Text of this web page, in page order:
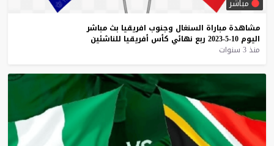
مباشر
مشاهدة مباراة السنغال وجنوب افريقيا بث مباشر
اليوم 10-5-2023 ربع نهائي كأس أفريقيا للناشئين
منذ 3 سنوات